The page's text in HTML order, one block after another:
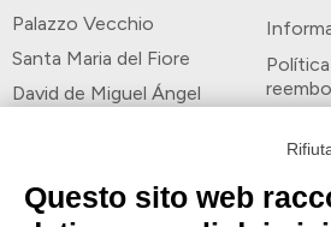
Palazzo Vecchio
Santa Maria del Fiore
David de Miguel Ángel
Formas de
Questo sito web